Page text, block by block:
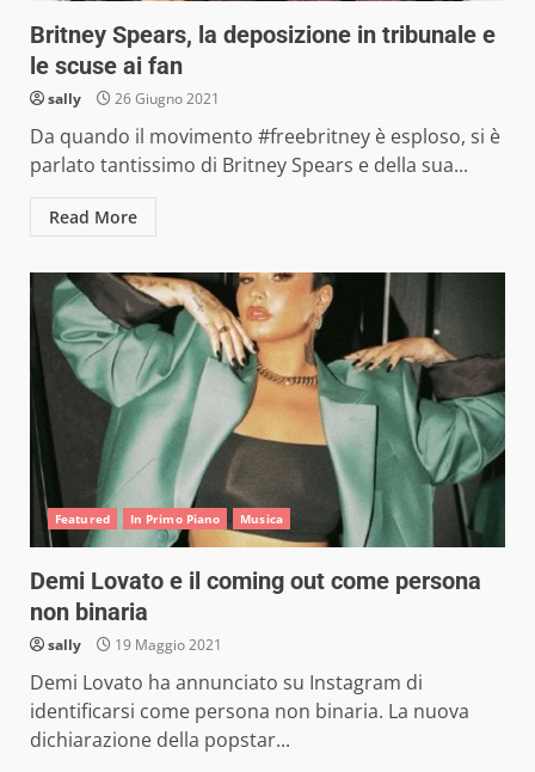
Britney Spears, la deposizione in tribunale e
le scuse ai fan
sally 26 Giugno 2021
Da quando il movimento #freebritney è esploso, si è
parlato tantissimo di Britney Spears e della sua...
Read More
Featured In Primo Piano Musica
Demi Lovato e il coming out come persona
non binaria
sally 19 Maggio 2021
Demi Lovato ha annunciato su Instagram di
identificarsi come persona non binaria. La nuova
dichiarazione della popstar...